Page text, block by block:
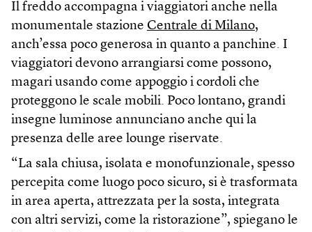
Il freddo accompagna i viaggiatori anche nella
monumentale stazione Centrale di Milano,
anch’essa poco generosa in quanto a panchine. I
viaggiatori devono arrangiarsi come possono,
magari usando come appoggio i cordoli che
proteggono le scale mobili. Poco lontano, grandi
insegne luminose annunciano anche qui la
presenza delle aree lounge riservate.
“La sala chiusa, isolata e monofunzionale, spesso
percepita come luogo poco sicuro, si è trasformata
in area aperta, attrezzata per la sosta, integrata
con altri servizi, come la ristorazione”, spiegano le